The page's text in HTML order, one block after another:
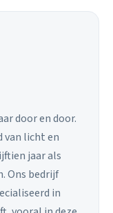
door en door.
van licht en
jaar als
Ons bedrijf
in